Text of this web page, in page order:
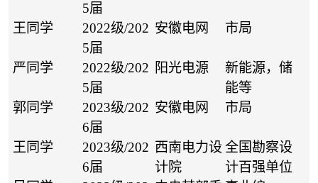
5届
王同学
2022级/202
5届
安徽电网 市局
严同学
2022级/202
5届
阳光电源
新能源，储
能等
郭同学
2023级/202
6届
安徽电网 市局
王同学
2023级/202
6届
西南电力设
计院
全国勘察设
计百强单位